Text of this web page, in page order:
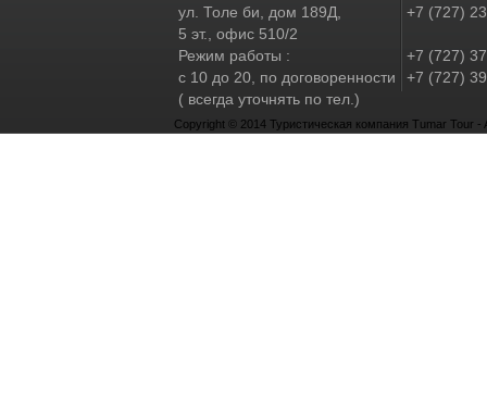
ул. Толе би, дом 189Д,
5 эт., офис 510/2
Режим работы :
с 10 до 20, по договоренности
( всегда уточнять по тел.)
+7 (727)
+7 (727)
+7 (727)
Copyright © 2014 Туристическая компания Tumar Tour -